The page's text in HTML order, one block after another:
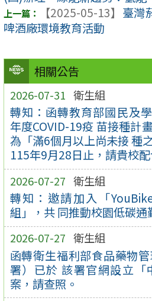
相關公告
2026-07-31 衛生組
轉知：函轉教育部國民及
年度COVID-19疫 苗接種計
為「滿6個月以上尚未接 種
115年9月28日止，請貴校
2026-07-27 衛生組
轉知：邀請加入「
組」，共 同推動校園低碳通
2026-07-27 衛生組
函轉衛生福利部食品藥物
署）已於 該署官網設立「
案，請查照。
【2025-05-13】 臺灣
啤酒廠環境教育活動